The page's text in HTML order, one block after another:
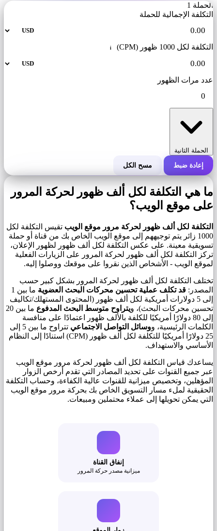
الحملة 1
التكلفة الإجمالية للحملة
التكلفة لكل 1000 ظهور (CPM) i
عدد مرات الظهور
الحملة الثانية
التكلفة الإجمالية للحملة
التكلفة لكل 1000 ظهور (CPM)
عدد مرات الظهور
إعادة ضبط مسح الكل
ما هي التكلفة لكل ألف ظهور لحركة المرور
على موقع الويب؟
التكلفة لكل ألف ظهور لحركة مرور موقع الويب تقيس التكلفة لكل
1000 زائر يتم توجيههم إلى موقع الويب الخاص بك من قناة أو حملة
تسويقية معينة. على عكس التكلفة لكل ألف ظهور لظهور الإعلان،
تركز التكلفة لكل ألف ظهور لحركة المرور على الزيارات الفعلية
لموقع الويب - الأشخاص الذين نقروا على موقعك ووصلوا إليه.
تختلف التكلفة لكل ألف ظهور لحركة المرور بشكل كبير حسب
المصدر: قد تكلف عملية تحسين محركات البحث العضوية
ما بين 1
إلى 5 دولارات أمريكية لكل ألف ظهور (المحتوى المستهلك/تكاليف
تحسين محركات البحث)، ويتراوح متوسط البحث المدفوع
ما بين 20
إلى 80 دولارًا أمريكيًا للكلفة بالألف ظهور اعتمادًا على منافسة
الكلمات الرئيسية، ووسائل التواصل الاجتماعي
تتراوح ما بين 5 إلى
25 دولارًا أمريكيًا للتكلفة لكل ألف ظهور (CPM) استنادًا إلى النظام
الأساسي والاستهداف.
يساعدك قياس التكلفة لكل ألف ظهور لحركة مرور موقع الويب
عبر جميع القنوات على تحديد المصادر التي تقدم أرخص الزوار
المؤهلين، وتخصيص ميزانية للقنوات عالية الكفاءة، وحساب التكلفة
الحقيقية لملء مسار التسويق الخاص بك بحركة مرور موقع الويب
التي يمكن تحويلها إلى عملاء محتملين ومبيعات.
إنفاق القناة
ميزانية مصدر حركة المرور